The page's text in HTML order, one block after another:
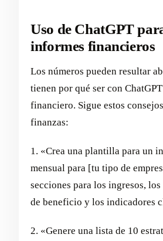
Uso de ChatGPT
informes financieros
Los números pueden resultar
tienen por qué ser con
financiero. Sigue estos
finanzas:
1. «Crea una plantilla para un
mensual para [tu tipo de
secciones para los ingresos,
de beneficio y los indicadores
2. «Genere una lista de 10